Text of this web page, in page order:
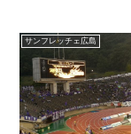
サンフレッチェ広島